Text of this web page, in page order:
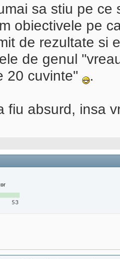
sa stiu pe
obiectivele pe
de rezultate si
de genul
20 cuvinte"
.
fiu absurd, insa
53